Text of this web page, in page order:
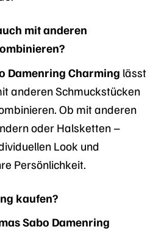
mit anderen
Damenring Charming lässt
anderen Schmuckstücken
Ob mit anderen
oder Halsketten –
Look und
Persönlichkeit.
kaufen?
Sabo Damenring